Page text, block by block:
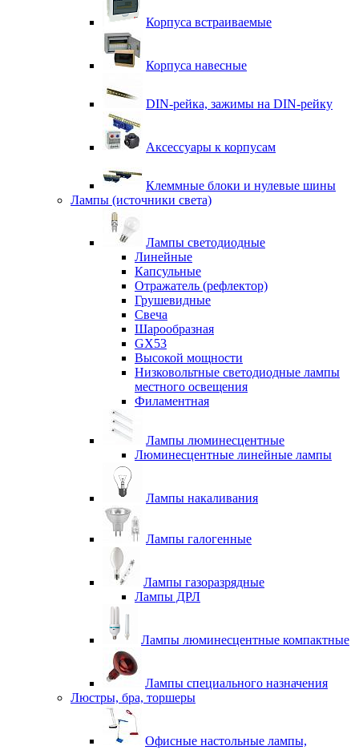
Корпуса встраиваемые
Корпуса навесные
DIN-рейка, зажимы на DIN-рейку
Аксессуары к корпусам
Клеммные блоки и нулевые шины
Лампы (источники света)
Лампы светодиодные
Линейные
Капсульные
Отражатель (рефлектор)
Грушевидные
Свеча
Шарообразная
GX53
Высокой мощности
Низковольтные светодиодные лампы
местного освещения
Филаментная
Лампы люминесцентные
Люминесцентные линейные лампы
Лампы накаливания
Лампы галогенные
Лампы газоразрядные
Лампы ДРЛ
Лампы люминесцентные компактные
Лампы специального назначения
Люстры, бра, торшеры
Офисные настольные лампы,